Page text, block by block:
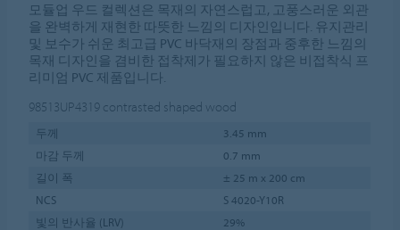
모듈업 우드 컬렉션은 목재의 자연스럽고, 고풍스러운 외관
을 완벽하게 재현한 따뜻한 느낌의 디자인입니다. 유지관리
및 보수가 쉬운 최고급 PVC 바닥재의 장점과 중후한 느낌의
목재 디자인을 겸비한 접착제가 필요하지 않은 비접착식 프
리미엄 PVC 제품입니다.
98513UP4319 contrasted shaped wood
두께
3.45 mm
마감 두께
0.7 mm
길이 폭
± 25 m x 200 cm
NCS
S 4020-Y10R
빛의 반사율 (LRV)
29%